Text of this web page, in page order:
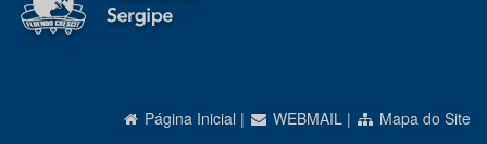
Página Inicial | WEBMAIL | Mapa do Site